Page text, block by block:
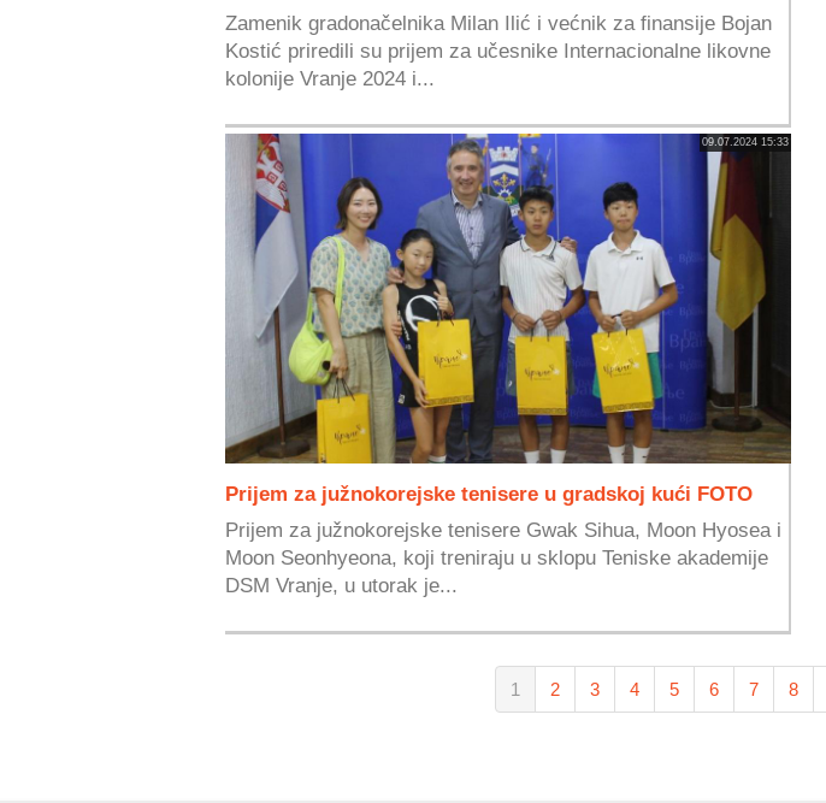
Zamenik gradonačelnika Milan Ilić i većnik za finansije Bojan
Kostić priredili su prijem za učesnike Internacionalne likovne
kolonije Vranje 2024 i...
09.07.2024 15:33
Prijem za južnokorejske tenisere u gradskoj kući FOTO
Prijem za južnokorejske tenisere Gwak Sihua, Moon Hyosea i
Moon Seonhyeona, koji treniraju u sklopu Teniske akademije
DSM Vranje, u utorak je...
1 2 3 4 5 6 7 8